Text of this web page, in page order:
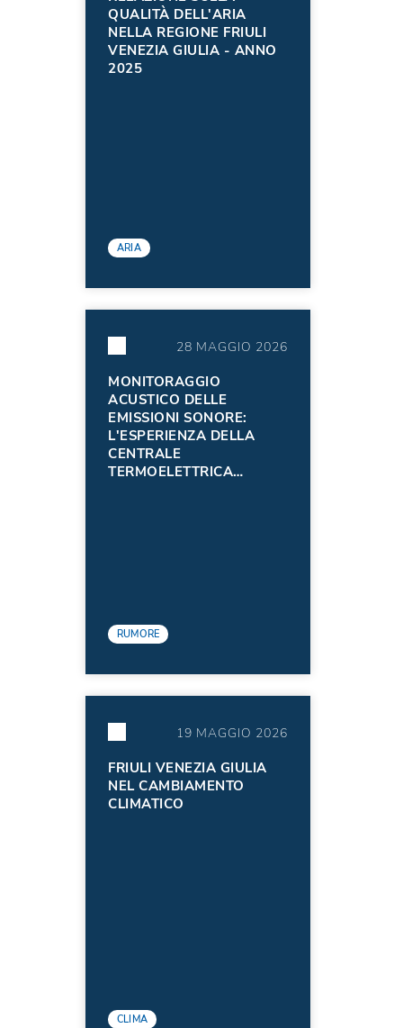
QUALITÀ DELL'ARIA
NELLA REGIONE FRIULI
VENEZIA GIULIA - ANNO
2025
ARIA
28 MAGGIO 2026
MONITORAGGIO
ACUSTICO DELLE
EMISSIONI SONORE:
L'ESPERIENZA DELLA
CENTRALE
TERMOELETTRICA
RUMORE
19 MAGGIO 2026
FRIULI VENEZIA GIULIA
NEL CAMBIAMENTO
CLIMATICO
CLIMA